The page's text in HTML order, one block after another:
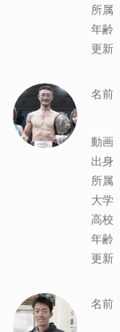
所属
年齢
更新
名前
動画
出身
所属
大学
高校
年齢
更新
名前